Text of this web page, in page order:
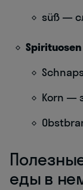
süß —
Spirituosen
Korn —
еды в